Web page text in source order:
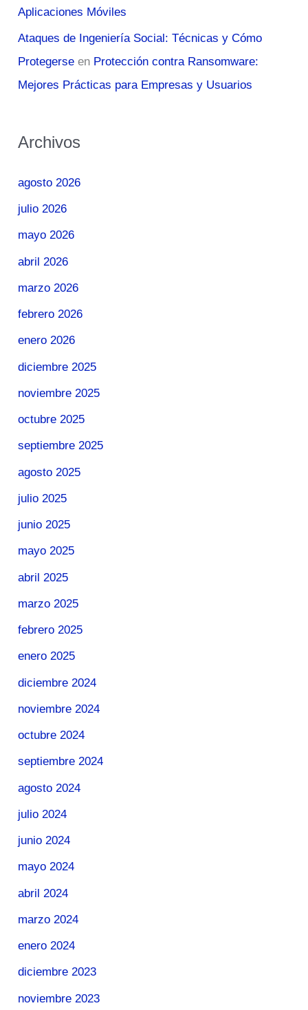
Aplicaciones Móviles
Ataques de Ingeniería Social: Técnicas y Cómo
Protegerse en Protección contra Ransomware:
Mejores Prácticas para Empresas y Usuarios
Archivos
agosto 2026
julio 2026
mayo 2026
abril 2026
marzo 2026
febrero 2026
enero 2026
diciembre 2025
noviembre 2025
octubre 2025
septiembre 2025
agosto 2025
julio 2025
junio 2025
mayo 2025
abril 2025
marzo 2025
febrero 2025
enero 2025
diciembre 2024
noviembre 2024
octubre 2024
septiembre 2024
agosto 2024
julio 2024
junio 2024
mayo 2024
abril 2024
marzo 2024
enero 2024
diciembre 2023
noviembre 2023